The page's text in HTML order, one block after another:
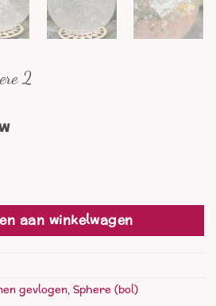
2
aan winkelwagen
gevlogen,Sphere (bol)